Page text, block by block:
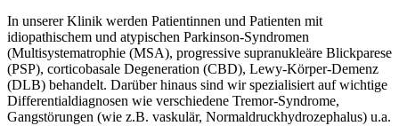
In unserer Klinik werden Patientinnen und Patienten mit
idiopathischem und atypischen Parkinson-Syndromen
(Multisystematrophie (MSA), progressive supranukleäre Blickparese
(PSP), corticobasale Degeneration (CBD), Lewy-Körper-Demenz
(DLB) behandelt. Darüber hinaus sind wir spezialisiert auf wichtige
Differentialdiagnosen wie verschiedene Tremor-Syndrome,
Gangstörungen (wie z.B. vaskulär, Normaldruckhydrozephalus) u.a.